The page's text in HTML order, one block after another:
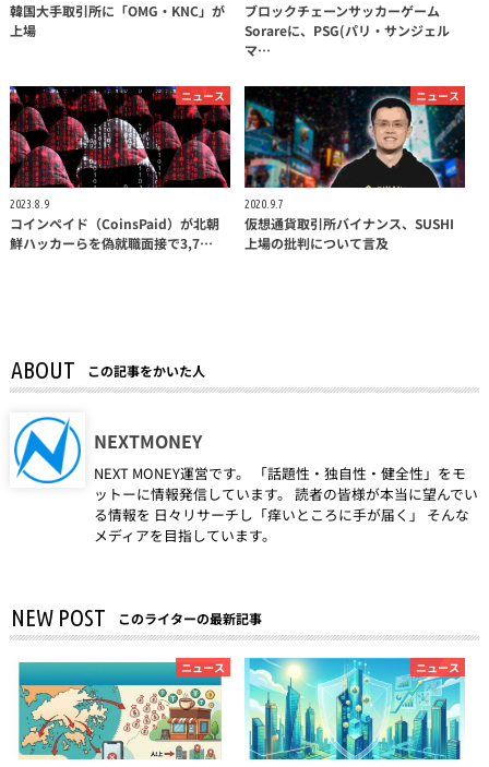
韓国大手取引所に「OMG・KNC」が
上場
ブロックチェーンサッカーゲーム
Sorareに、PSG(パリ・サンジェル
マ…
ニュース
2023.8.9
コインペイド（CoinsPaid）が北朝
鮮ハッカーらを偽就職面接で3,7…
ニュース
2020.9.7
仮想通貨取引所バイナンス、SUSHI
上場の批判について言及
ABOUT この記事をかいた人
NEXTMONEY
NEXT MONEY運営です。 「話題性・独自性・健全性」をモ
ットーに情報発信しています。 読者の皆様が本当に望んでい
る情報を 日々リサーチし「痒いところに手が届く」 そんな
メディアを目指しています。
NEW POST このライターの最新記事
ニュース ニュース